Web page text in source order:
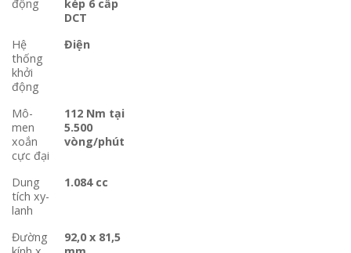
động
kép 6 cấp
DCT
Hệ
thống
khởi
động
Điện
Mô-
men
xoắn
cực đại
112 Nm tại
5.500
vòng/phút
Dung
tích xy-
lanh
1.084 cc
Đường
92,0 x 81,5